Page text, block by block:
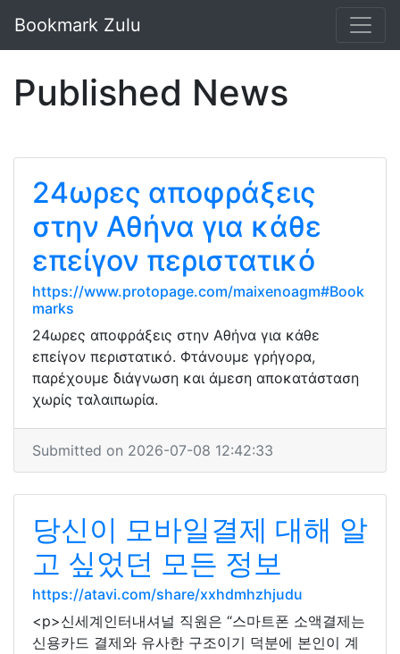
Bookmark Zulu
Published News
24ωρες αποφράξεις
στην Αθήνα για κάθε
επείγον περιστατικό
https://www.protopage.com/maixenoagm#Book
marks
24ωρες αποφράξεις στην Αθήνα για κάθε
επείγον περιστατικό. Φτάνουμε γρήγορα,
παρέχουμε διάγνωση και άμεση αποκατάσταση
χωρίς ταλαιπωρία.
Submitted on 2026-07-08 12:42:33
당신이 모바일결제 대해 알
고 싶었던 모든 정보
https://atavi.com/share/xxhdmhzhjudu
<p>신세계인터내셔널 직원은 “스마트폰 소액결제는
신용카드 결제와 유사한 구조이기 덕분에 본인이 계